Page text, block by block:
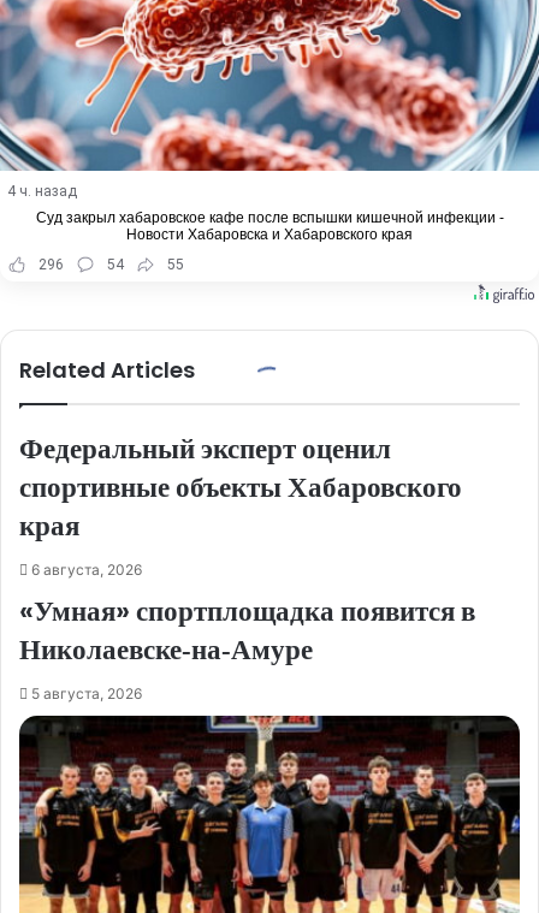
4 ч. назад
Суд закрыл хабаровское кафе после вспышки кишечной инфекции -
Новости Хабаровска и Хабаровского края
296
54 55
Related Articles
Федеральный эксперт оценил
спортивные объекты Хабаровского
края
6 августа, 2026
«Умная» спортплощадка появится в
Николаевске‑на‑Амуре
5 августа, 2026